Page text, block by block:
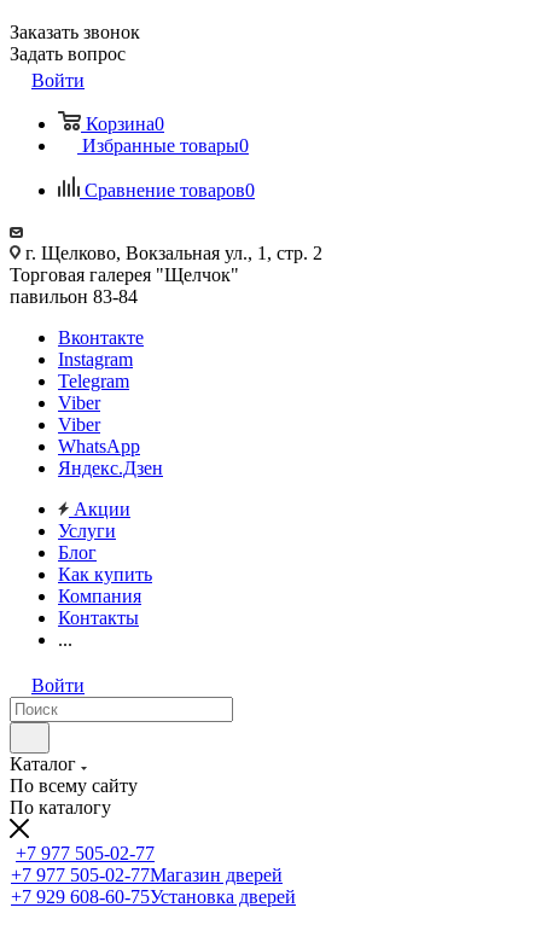
Заказать звонок
Задать вопрос
Войти
Корзина0
Избранные товары0
Сравнение товаров0
г. Щелково, Вокзальная ул., 1, стр. 2
Торговая галерея "Щелчок"
павильон 83-84
Вконтакте
Instagram
Telegram
Viber
Viber
WhatsApp
Яндекс.Дзен
Акции
Услуги
Блог
Как купить
Компания
Контакты
...
Войти
Каталог
По всему сайту
По каталогу
+7 977 505-02-77
+7 977 505-02-77Магазин дверей
+7 929 608-60-75Установка дверей